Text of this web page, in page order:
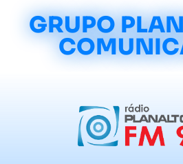
GRUPO